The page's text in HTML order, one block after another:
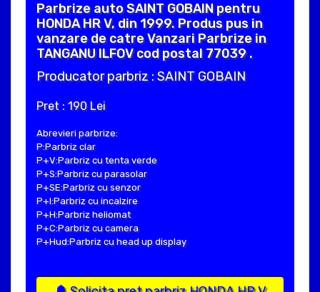
Parbrize auto SAINT GOBAIN pentru
HONDA HR V, din 1999. Produs pus in
vanzare de catre Vanzari Parbrize in
TANGANU ILFOV cod postal 77039 .
Producator parbriz : SAINT GOBAIN
Pret : 190 Lei
Abrevieri parbrize:
P:Parbriz clar
P+V:Parbriz cu tenta verde
P+S:Parbriz cu parasolar
P+SE:Parbriz cu senzor
P+I:Parbriz cu incalzire
P+H:Parbriz heliomat
P+C:Parbriz cu camera
P+Hud:Parbriz cu head up display